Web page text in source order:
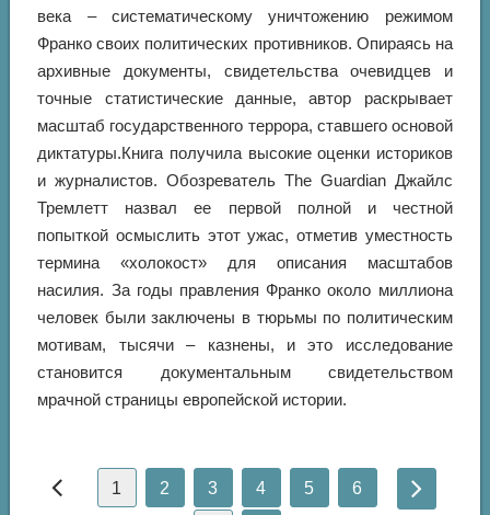
века – систематическому уничтожению режимом
Франко своих политических противников. Опираясь на
архивные документы, свидетельства очевидцев и
точные статистические данные, автор раскрывает
масштаб государственного террора, ставшего основой
диктатуры.Книга получила высокие оценки историков
и журналистов. Обозреватель The Guardian Джайлс
Тремлетт назвал ее первой полной и честной
попыткой осмыслить этот ужас, отметив уместность
термина «холокост» для описания масштабов
насилия. За годы правления Франко около миллиона
человек были заключены в тюрьмы по политическим
мотивам, тысячи – казнены, и это исследование
становится документальным свидетельством
мрачной страницы европейской истории.
1 2 3 4 5 6